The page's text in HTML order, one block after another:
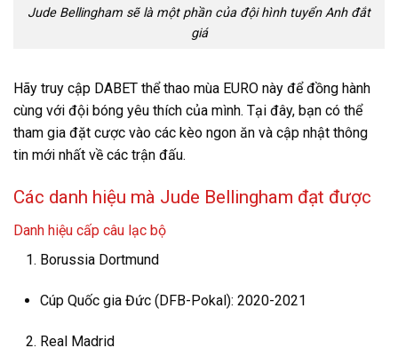
Jude Bellingham sẽ là một phần của đội hình tuyển Anh đắt
giá
Hãy truy cập DABET thể thao mùa EURO này để đồng hành
cùng với đội bóng yêu thích của mình. Tại đây, bạn có thể
tham gia đặt cược vào các kèo ngon ăn và cập nhật thông
tin mới nhất về các trận đấu.
Các danh hiệu mà Jude Bellingham đạt được
Danh hiệu cấp câu lạc bộ
Borussia Dortmund
Cúp Quốc gia Đức (DFB-Pokal): 2020-2021
Real Madrid